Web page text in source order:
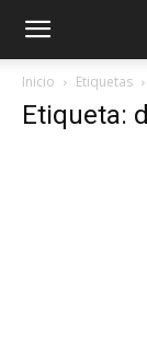
Inicio Etiquetas
Etiqueta: